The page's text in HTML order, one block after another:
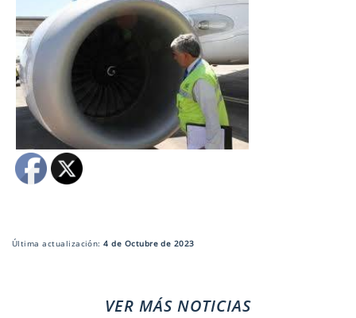
Última actualización:4 de Octubre de 2023
VER MÁS NOTICIAS